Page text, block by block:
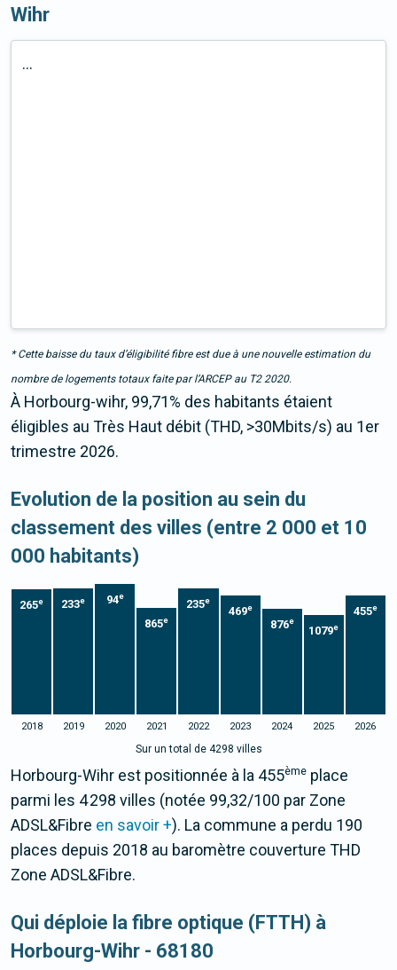
Wihr
...
* Cette baisse du taux d’éligibilité fibre est due à une nouvelle estimation du
nombre de logements totaux faite par l’ARCEP au T2 2020.
À Horbourg-wihr, 99,71% des habitants étaient
éligibles au Très Haut débit (THD, >30Mbits/s) au 1er
trimestre 2026.
Evolution de la position au sein du
classement des villes (entre 2 000 et 10
000 habitants)
265e 233e 94e
865e
235e
469e
876e
1079e
455e
2018 2019 2020 2021 2022 2023 2024 2025 2026
Sur un total de 4298 villes
Horbourg-Wihr est positionnée à la 455ème place
parmi les 4 298 villes (notée 99,32/100 par Zone
ADSL&Fibre en savoir +). La commune a perdu 190
places depuis 2018 au baromètre couverture THD
Zone ADSL&Fibre.
Qui déploie la fibre optique (FTTH) à
Horbourg-Wihr - 68180